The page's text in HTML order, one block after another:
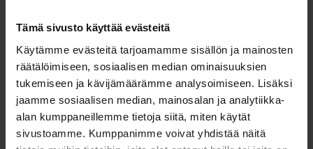
Tämä sivusto käyttää evästeitä
Käytämme evästeitä tarjoamamme sisällön ja mainosten
räätälöimiseen, sosiaalisen median ominaisuuksien
tukemiseen ja kävijämäärämme analysoimiseen. Lisäksi
jaamme sosiaalisen median, mainosalan ja analytiikka-
alan kumppaneillemme tietoja siitä, miten käytät
sivustoamme. Kumppanimme voivat yhdistää näitä
jatkuvasti hienojakoista, märkää kuitu- ja
pigmenttilietettä. Syntyi ajatus, että lietteestä voisi
puristamalla ja kuivaamalla tehdä käyttökelpoista
levyä rakennus- ja muihin tarkoituksiin.
Tarkoitukseen kehitetyllä pilot-laitteistolla
valmistettiinkin tuollaisia levyjä, joiden tekniset
ominaisuudet olivat vähintään tyydyttävät.
Pitemmälle viedystä toteutuksesta kuitenkin
luovuttiin, onneksi, sillä keräyspaperia käyttänyt